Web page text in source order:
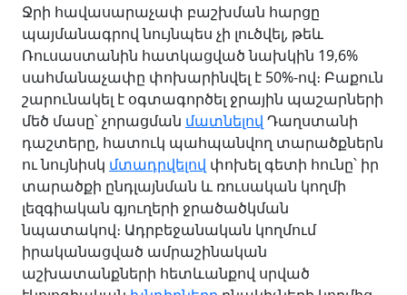
Ջրի հավասարաչափ բաշխման հարցը
պայմանագրով նույնպես չի լուծվել, թեև
Ռուսաստանին հատկացված նախկին 19,6%
սահմանաչափը փոխարինվել է 50%-ով։ Բաքուն
շարունակել է օգտագործել ջրային պաշարների
մեծ մասը՝ չորացման մատնելով Դաղստանի
դաշտերը, հատուկ պահպանվող տարածքներն
ու նույնիսկ մտադրվելով փոխել գետի հունը՝ իր
տարածքի ընդլայնման և ռուսական կողմի
լեզգիական գյուղերի ջրածածկման
նպատակով։ Ադրբեջանական կողմում
իրականացված ամրաշինական
աշխատանքների հետևանքով սրված